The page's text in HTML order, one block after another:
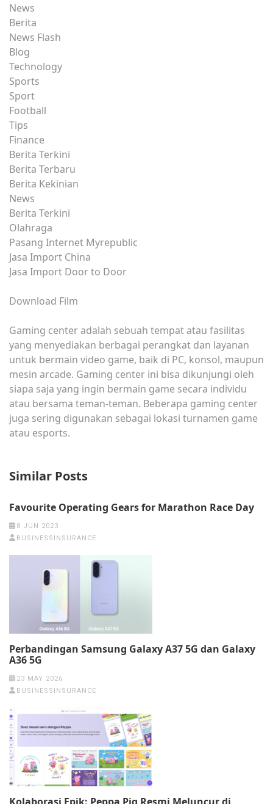
News
Berita
News Flash
Blog
Technology
Sports
Sport
Football
Tips
Finance
Berita Terkini
Berita Terbaru
Berita Kekinian
News
Berita Terkini
Olahraga
Pasang Internet Myrepublic
Jasa Import China
Jasa Import Door to Door
Download Film
Gaming center adalah sebuah tempat atau fasilitas
yang menyediakan berbagai perangkat dan layanan
untuk bermain video game, baik di PC, konsol, maupun
mesin arcade. Gaming center ini bisa dikunjungi oleh
siapa saja yang ingin bermain game secara individu
atau bersama teman-teman. Beberapa gaming center
juga sering digunakan sebagai lokasi turnamen game
atau esports.
Similar Posts
Favourite Operating Gears for Marathon Race Day
8 JUN 2023
BUSINESSINSURANCE
Perbandingan Samsung Galaxy A37 5G dan Galaxy
A36 5G
23 MAY 2026
BUSINESSINSURANCE
Kolaborasi Epik: Peppa Pig Resmi Meluncur di